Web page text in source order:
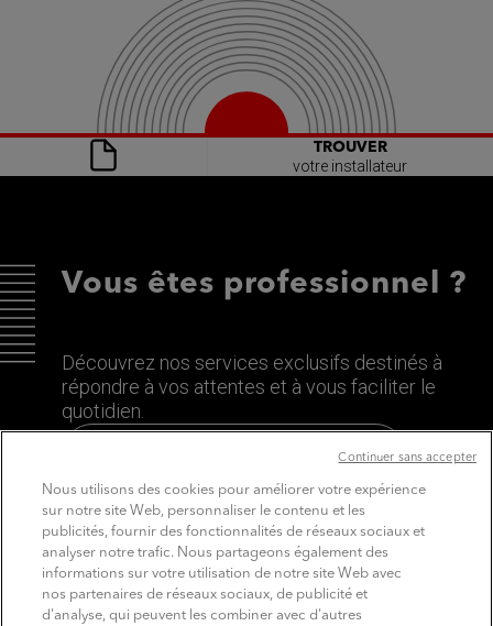
TROUVER
votre installateur
Vous êtes professionnel ?
Découvrez nos services exclusifs destinés à
répondre à vos attentes et à vous faciliter le
quotidien.
Découvrez le site dédié aux Pros
Nous utilisons des cookies pour améliorer votre expérience
sur notre site Web, personnaliser le contenu et les
publicités, fournir des fonctionnalités de réseaux sociaux et
analyser notre trafic. Nous partageons également des
informations sur votre utilisation de notre site Web avec
nos partenaires de réseaux sociaux, de publicité et
d'analyse, qui peuvent les combiner avec d'autres
Continuer sans accepter